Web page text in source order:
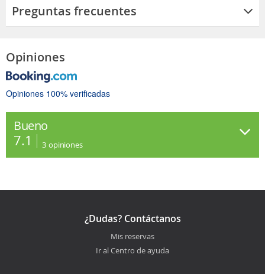
Preguntas frecuentes
Opiniones
Opiniones 100% verificadas
Bueno
7.1 3 opiniones
¿Dudas? Contáctanos
Mis reservas
Ir al Centro de ayuda